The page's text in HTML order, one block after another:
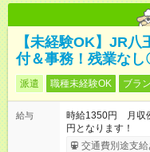
【未経験OK】JR
付＆事務！残業なし
派遣 職種未経験OK ブラ
給与
時給1350円 月収
円となります！
交通費別途支給